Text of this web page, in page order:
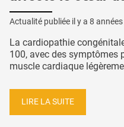
Actualité publiée il y a 8
La cardiopathie
100, avec des symptômes
muscle cardiaque
LIRE LA SUITE